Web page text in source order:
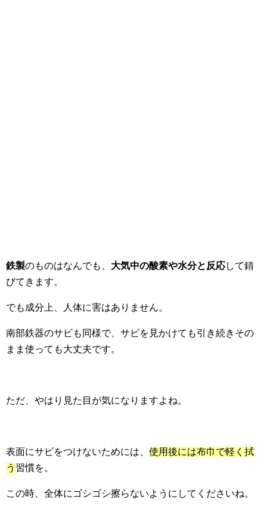
鉄製のものはなんでも、 大気中の酸素や水分と反応して錆
びてきます。
でも成分上、人体に害はありません。
南部鉄器のサビも同様で、サビを見かけても引き続きその
まま使っても大丈夫です。
ただ、やはり見た目が気になりますよね。
表面にサビをつけないためには、 使用後には布巾で軽く拭
う 習慣を。
この時、全体にゴシゴシ擦らないようにしてくださいね。